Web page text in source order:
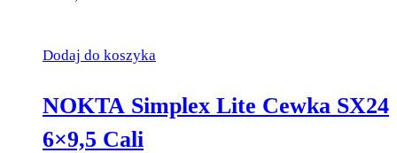
Dodaj do koszyka
NOKTA Simplex Lite Cewka SX24
6×9,5 Cali